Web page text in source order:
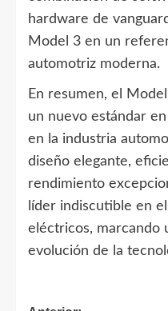
hardware de
Model 3 en un
automotriz moderna.
En resumen, el
un nuevo estándar
en la industria
diseño elegante,
rendimiento
líder indiscutible en
eléctricos, marcando
evolución de la